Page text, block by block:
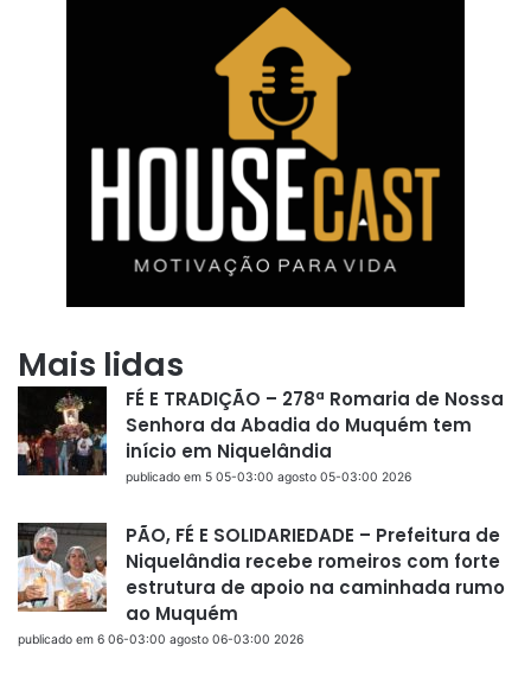
Mais lidas
FÉ E TRADIÇÃO – 278ª Romaria de Nossa
Senhora da Abadia do Muquém tem
início em Niquelândia
publicado em 5 05-03:00 agosto 05-03:00 2026
PÃO, FÉ E SOLIDARIEDADE – Prefeitura de
Niquelândia recebe romeiros com forte
estrutura de apoio na caminhada rumo
ao Muquém
publicado em 6 06-03:00 agosto 06-03:00 2026